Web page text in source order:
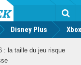
Disney Plus
: la taille du jeu risque